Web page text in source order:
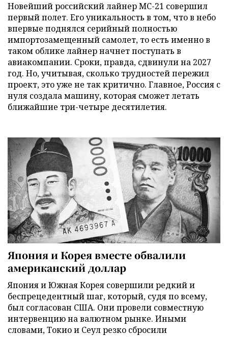
Новейший российский лайнер МС-21 совершил
первый полет. Его уникальность в том, что в небо
впервые поднялся серийный полностью
импортозамещенный самолет, то есть именно в
таком облике лайнер начнет поступать в
авиакомпании. Сроки, правда, сдвинули на 2027
год. Но, учитывая, сколько трудностей пережил
проект, это уже не так критично. Главное, Россия с
нуля создала машину, которая сможет летать
ближайшие три-четыре десятилетия.
Япония и Корея вместе обвалили
американский доллар
Япония и Южная Корея совершили редкий и
беспрецедентный шаг, который, судя по всему,
был согласован США. Они провели совместную
интервенцию на валютном рынке. Иными
словами, Токио и Сеул резко сбросили